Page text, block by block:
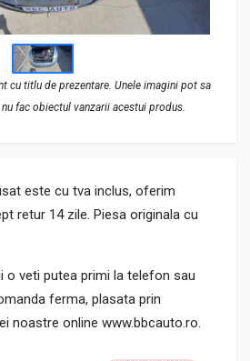
cu titlu de prezentare. Unele imagini pot sa
fac obiectul vanzarii acestui produs.
este cu tva inclus, oferim
retur 14 zile. Piesa originala cu
o veti putea primi la telefon sau
ferma, plasata prin
noastre online www.bbcauto.ro.